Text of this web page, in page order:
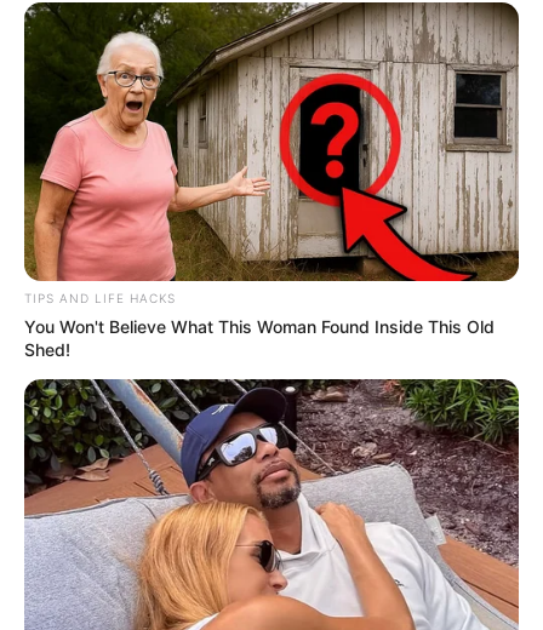
TIPS AND LIFE HACKS
You Won't Believe What This Woman Found Inside This Old
Shed!